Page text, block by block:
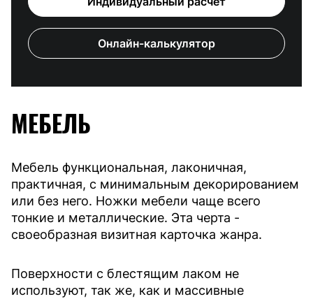
Онлайн-калькулятор
МЕБЕЛЬ
Мебель функциональная, лаконичная,
практичная, с минимальным декорированием
или без него. Ножки мебели чаще всего
тонкие и металлические. Эта черта -
своеобразная визитная карточка жанра.
Поверхности с блестящим лаком не
используют, так же, как и массивные